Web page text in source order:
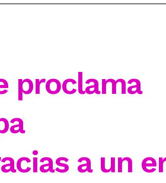
proclama
a un